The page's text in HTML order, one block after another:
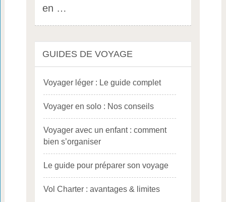
en …
GUIDES DE VOYAGE
Voyager léger : Le guide complet
Voyager en solo : Nos conseils
Voyager avec un enfant : comment
bien s’organiser
Le guide pour préparer son voyage
Vol Charter : avantages & limites